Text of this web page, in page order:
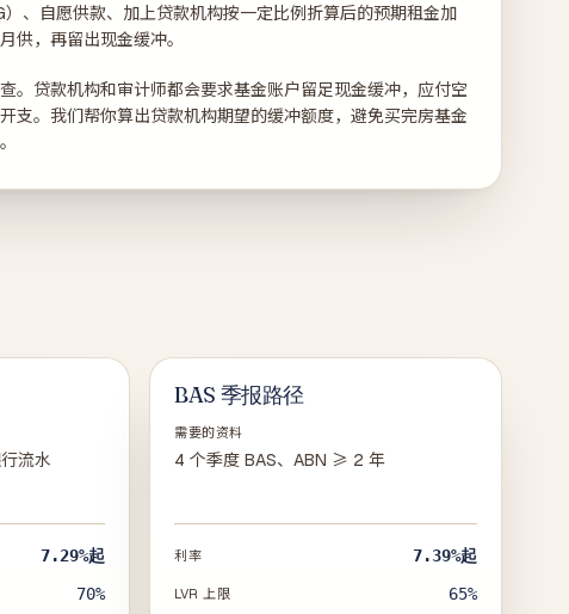
）、自愿供款、加上贷款机构按一定比例折算后的预期租金加
供，再留出现金缓冲。
。贷款机构和审计师都会要求基金账户留足现金缓冲，应付空
支。我们帮你算出贷款机构期望的缓冲额度，避免买完房基金
流水
7.29%起
70%
BAS 季报路径
需要的资料
4 个季度 BAS、ABN ≥ 2 年
利率 7.39%起
LVR 上限 65%